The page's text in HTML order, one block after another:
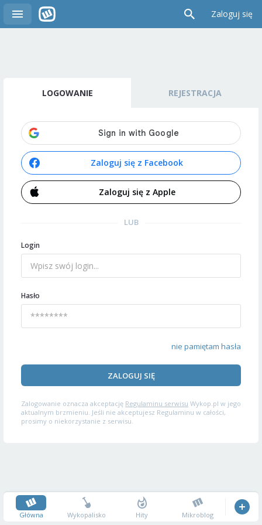
Zaloguj się
LOGOWANIE REJESTRACJA
Zaloguj się z Facebook
Zaloguj się z Apple
LUB
Login
Hasło
nie pamiętam hasła
ZALOGUJ SIĘ
Zalogowanie oznacza akceptację Regulaminu serwisu Wykop.pl w jego
aktualnym brzmieniu. Jeśli nie akceptujesz Regulaminu w całości,
prosimy o niekorzystanie z serwisu.
Główna Wykopalisko Hity Mikroblog